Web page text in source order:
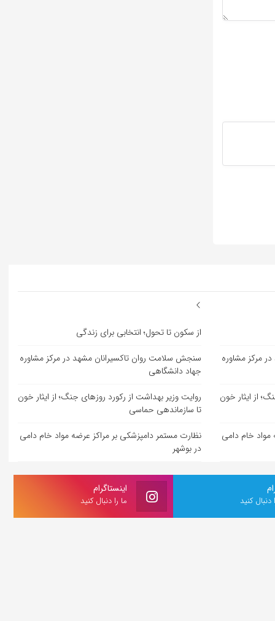
مرکز مشاوره
از ایثار خون
مواد خام دامی
از سکون تا تحول؛ انتخابی برای زندگی
سنجش سلامت روان تاکسیرانان مشهد در مرکز مشاوره
جهاد دانشگاهی
روایت وزیر بهداشت از رکورد روزهای جنگ؛ از ایثار خون
تا سازماندهی حماسی
نظارت مستمر دامپزشکی بر مراکز عرضه مواد خام دامی
در بوشهر
اینستاگرام
ما را دنبال کنید دنبال کنید